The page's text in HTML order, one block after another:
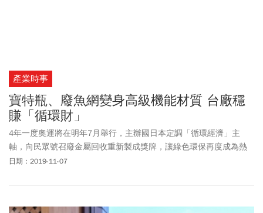
產業時事
寶特瓶、廢魚網變身高級機能材質 台廠穩
賺「循環財」
4年一度奧運將在明年7月舉行，主辦國日本定調「循環經濟」主
軸，向民眾號召廢金屬回收重新製成獎牌，讓綠色環保再度成為熱
議焦點，儘管環保已是主流，但從大型國際賽事仍舊可一窺新材料
日期：2019-11-07